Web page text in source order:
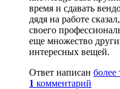
время и сдавать
дядя на работе
своего
еще множество
интересных вещей.
Ответ написан более
1 комментарий